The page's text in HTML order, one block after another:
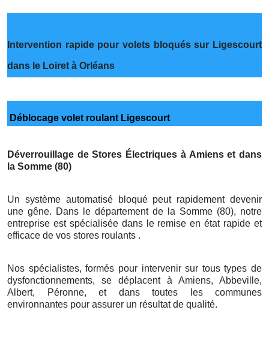
Intervention rapide pour volets bloqués sur Ligescourt
dans le Loiret à Orléans
Déblocage volet roulant Ligescourt
Déverrouillage de Stores Électriques à Amiens et dans
la Somme (80)
Un système automatisé bloqué peut rapidement devenir
une gêne. Dans le département de la Somme (80), notre
entreprise est spécialisée dans le remise en état rapide et
efficace de vos stores roulants .
Nos spécialistes, formés pour intervenir sur tous types de
dysfonctionnements, se déplacent à Amiens, Abbeville,
Albert, Péronne, et dans toutes les communes
environnantes pour assurer un résultat de qualité.